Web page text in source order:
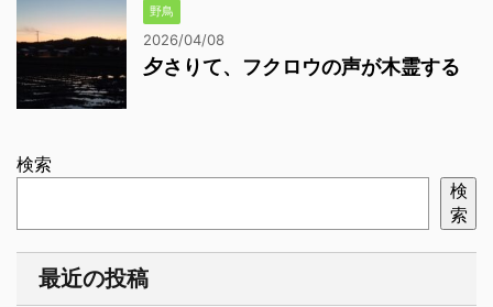
野鳥
2026/04/08
夕さりて、フクロウの声が木霊する
検索
検
索
最近の投稿